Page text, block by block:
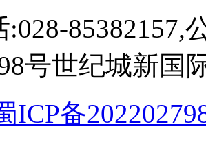
:028-85382157,
号世纪城新国
ICP备